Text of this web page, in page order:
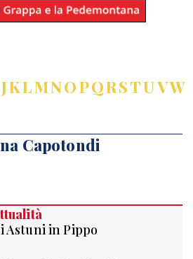
JKLMNOPQRSTUVW
Capotondi
Astuni in Pippo